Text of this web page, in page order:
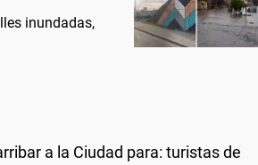
inundadas,
a la Ciudad para: turistas de